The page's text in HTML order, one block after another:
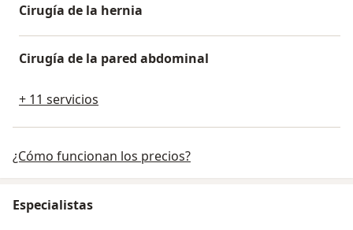
Cirugía de la hernia
Cirugía de la pared abdominal
+ 11 servicios
¿Cómo funcionan los precios?
Especialistas